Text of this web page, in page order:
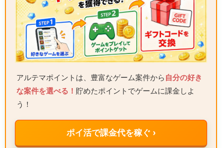
アルテマポイントは、豊富なゲーム案件から 自分の好き
な案件を選べる！ 貯めたポイントでゲームに課金しよ
う！
ポイ活で課金代を稼ぐ ›